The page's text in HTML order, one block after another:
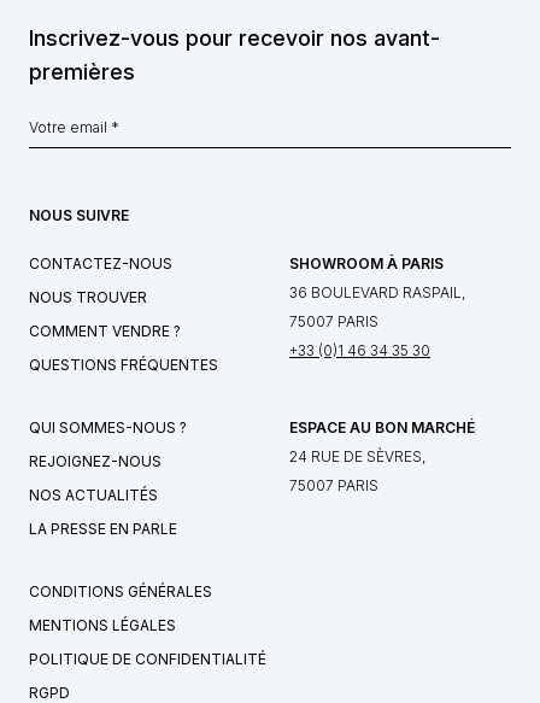
Inscrivez-vous pour recevoir nos avant-
premières
NOUS SUIVRE
CONTACTEZ-NOUS
NOUS TROUVER
COMMENT VENDRE ?
QUESTIONS FRÉQUENTES
SHOWROOM À PARIS
36 BOULEVARD RASPAIL,
75007 PARIS
+33 (0)1 46 34 35 30
QUI SOMMES-NOUS ?
REJOIGNEZ-NOUS
NOS ACTUALITÉS
LA PRESSE EN PARLE
ESPACE AU BON MARCHÉ
24 RUE DE SÈVRES,
75007 PARIS
CONDITIONS GÉNÉRALES
MENTIONS LÉGALES
POLITIQUE DE CONFIDENTIALITÉ
RGPD